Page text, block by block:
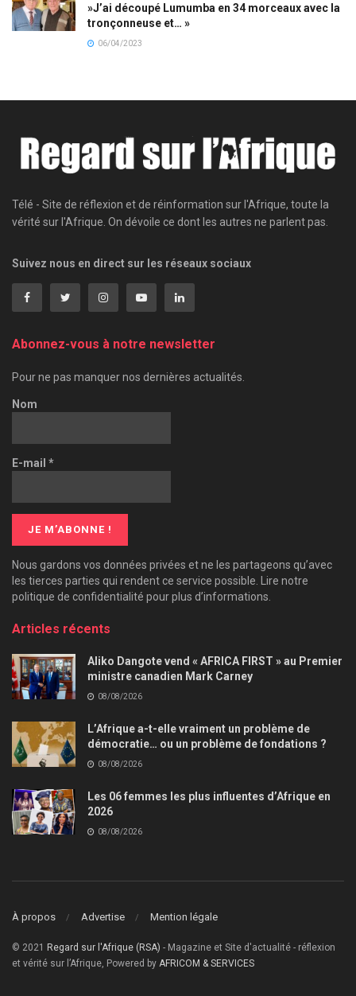
»J’ai découpé Lumumba en 34 morceaux avec la
tronçonneuse et… »
06/04/2023
Télé - Site de réflexion et de réinformation sur l'Afrique, toute la
vérité sur l'Afrique. On dévoile ce dont les autres ne parlent pas.
Suivez nous en direct sur les réseaux sociaux
Abonnez-vous à notre newsletter
Pour ne pas manquer nos dernières actualités.
Nom
E-mail *
Nous gardons vos données privées et ne les partageons qu’avec
les tierces parties qui rendent ce service possible. Lire notre
politique de confidentialité pour plus d’informations.
Articles récents
Aliko Dangote vend « AFRICA FIRST » au Premier
ministre canadien Mark Carney
08/08/2026
L’Afrique a-t-elle vraiment un problème de
démocratie… ou un problème de fondations ?
08/08/2026
Les 06 femmes les plus influentes d’Afrique en
2026
08/08/2026
À propos Advertise Mention légale
© 2021 Regard sur l'Afrique (RSA) - Magazine et Site d'actualité - réflexion
et vérité sur l’Afrique, Powered by AFRICOM & SERVICES